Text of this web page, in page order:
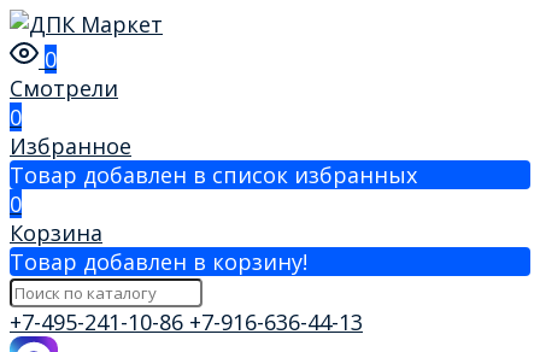
0
Смотрели
0
Избранное
Товар добавлен в список избранных
0
Корзина
Товар добавлен в корзину!
+7-495-241-10-86 +7-916-636-44-13